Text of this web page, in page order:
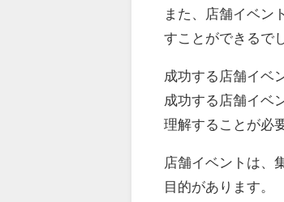
また、店舗イベン
すことができるで
成功する店舗イベ
成功する店舗イベ
理解することが必
店舗イベントは、
目的があります。